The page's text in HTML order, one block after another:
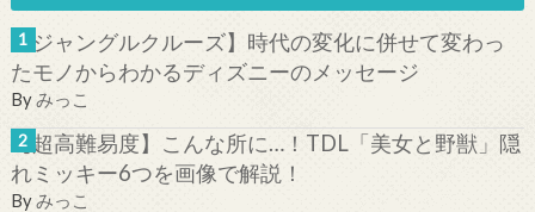
【ジャングルクルーズ】時代の変化に併せて変わっ
たモノからわかるディズニーのメッセージ
Byみっこ
【超高難易度】こんな所に…！TDL「美女と野獣」隠
れミッキー6つを画像で解説！
Byみっこ